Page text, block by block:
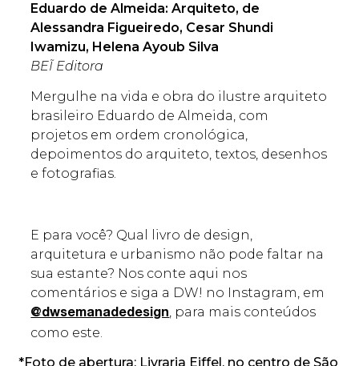
Eduardo de Almeida: Arquiteto, de
Alessandra Figueiredo, Cesar Shundi
Iwamizu, Helena Ayoub Silva
BEĨ Editora
Mergulhe na vida e obra do ilustre arquiteto
brasileiro Eduardo de Almeida, com
projetos em ordem cronológica,
depoimentos do arquiteto, textos, desenhos
e fotografias.
E para você? Qual livro de design,
arquitetura e urbanismo não pode faltar na
sua estante? Nos conte aqui nos
comentários e siga a DW! no Instagram, em
@dwsemanadedesign, para mais conteúdos
como este.
*Foto de abertura: Livraria Eiffel, no centro de São